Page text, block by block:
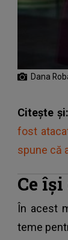
Dana
Citește și:
fost
spune că
Ce își
În acest
teme